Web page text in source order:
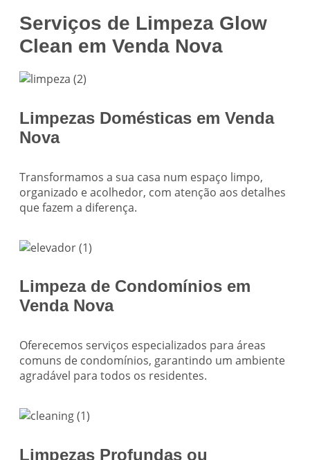
Serviços de Limpeza Glow
Clean em Venda Nova
Limpezas Domésticas em Venda
Nova
Transformamos a sua casa num espaço limpo,
organizado e acolhedor, com atenção aos detalhes
que fazem a diferença.
Limpeza de Condomínios em
Venda Nova
Oferecemos serviços especializados para áreas
comuns de condomínios, garantindo um ambiente
agradável para todos os residentes.
Limpezas Profundas ou